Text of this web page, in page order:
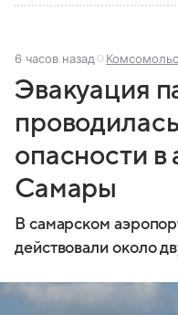
6 часов назад
Эвакуация
опасности в
Самары
В самарском
действовали около